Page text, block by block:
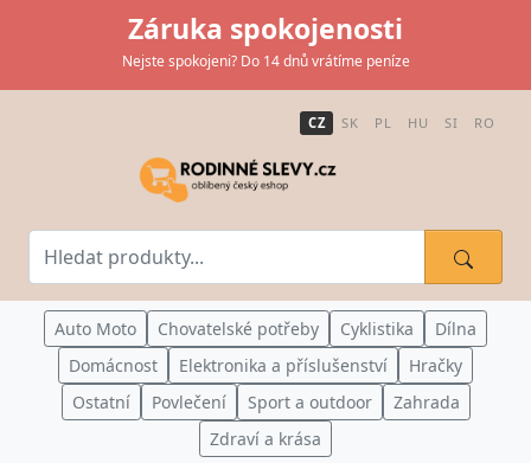
Záruka spokojenosti
Nejste spokojeni? Do 14 dnů vrátíme peníze
CZ SK PL HU SI RO
Auto Moto Chovatelské potřeby Cyklistika
Dílna
Domácnost
Elektronika a příslušenství
Hračky
Ostatní
Povlečení Sport a outdoor
Zahrada
Zdraví a krása